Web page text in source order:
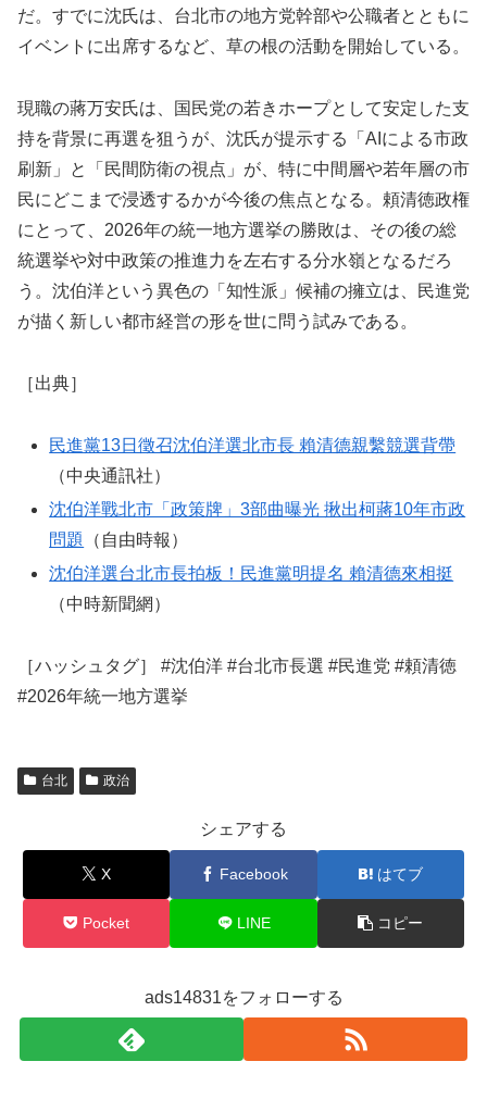
だ。すでに沈氏は、台北市の地方党幹部や公職者とともに
イベントに出席するなど、草の根の活動を開始している。
現職の蔣万安氏は、国民党の若きホープとして安定した支
持を背景に再選を狙うが、沈氏が提示する「AIによる市政
刷新」と「民間防衛の視点」が、特に中間層や若年層の市
民にどこまで浸透するかが今後の焦点となる。頼清徳政権
にとって、2026年の統一地方選挙の勝敗は、その後の総
統選挙や対中政策の推進力を左右する分水嶺となるだろ
う。沈伯洋という異色の「知性派」候補の擁立は、民進党
が描く新しい都市経営の形を世に問う試みである。
［出典］
民進黨13日徵召沈伯洋選北市長 賴清德親繫競選背帶
（中央通訊社）
沈伯洋戰北市「政策牌」3部曲曝光 揪出柯蔣10年市政
問題
（自由時報）
沈伯洋選台北市長拍板！民進黨明提名 賴清德來相挺
（中時新聞網）
［ハッシュタグ］ #沈伯洋 #台北市長選 #民進党 #頼清徳
#2026年統一地方選挙
台北 政治
シェアする
X Facebook はてブ
Pocket LINE コピー
ads14831をフォローする